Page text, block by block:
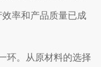
率和产品质量已成
环。从原材料的选择